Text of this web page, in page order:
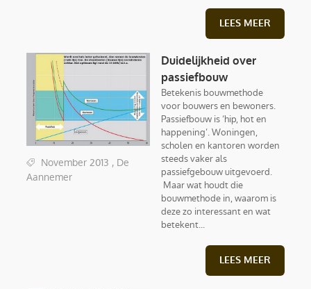
LEES MEER
November 2013 , De
Aannemer
Duidelijkheid over
passiefbouw
Betekenis bouwmethode
voor bouwers en bewoners.
Passiefbouw is ‘hip, hot en
happening’. Woningen,
scholen en kantoren worden
steeds vaker als
passiefgebouw uitgevoerd.
Maar wat houdt die
bouwmethode in, waarom is
deze zo interessant en wat
betekent...
LEES MEER